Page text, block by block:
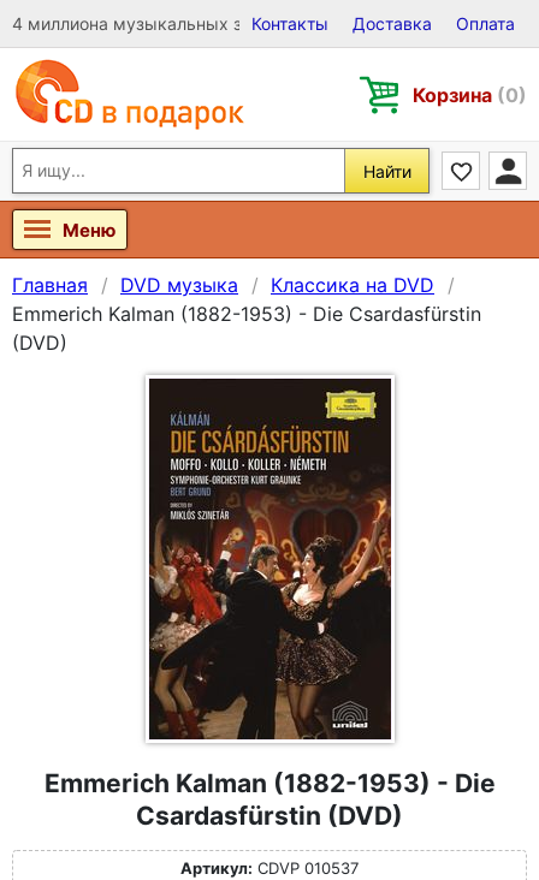
4 миллиона музыкальных записей на Виниле, CD и DVD
Контакты Доставка Оплата
Корзина (0)
Найти
Меню
Главная DVD музыка
Классика на DVD
Emmerich Kalman (1882-1953) - Die Csardasfürstin
(DVD)
Emmerich Kalman (1882-1953) - Die
Csardasfürstin (DVD)
Артикул: CDVP 010537